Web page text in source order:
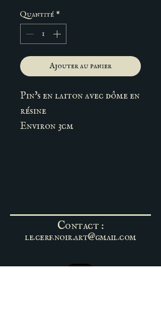
Quantité *
Ajouter au panier
Pin's en laiton avec dôme en
résine
Environ 3cm
Contact :
le.cerf.noir.art@gmail.com